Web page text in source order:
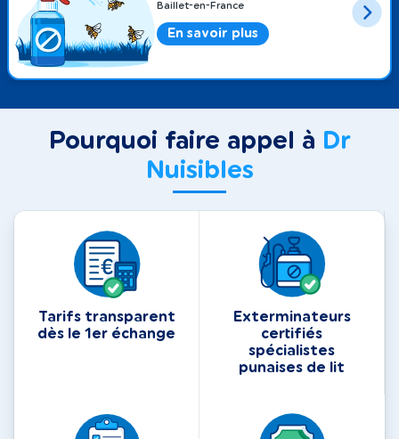
Baillet-en-France
En savoir plus
Pourquoi faire appel à Dr
Nuisibles
Tarifs transparent
dès le 1er échange
Exterminateurs
certifiés
spécialistes
punaises de lit